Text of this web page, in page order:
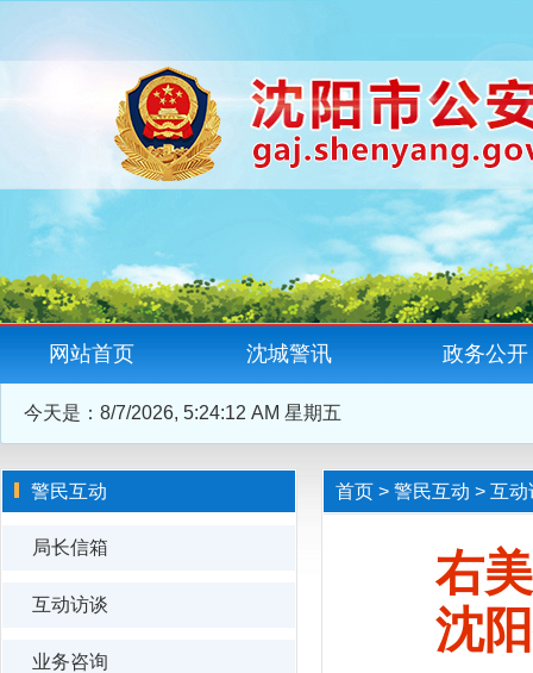
网站首页 沈城警讯 政务公开
今天是： 8/7/2026, 5:24:13 AM 星期五
警民互动
局长信箱
互动访谈
业务咨询
首页 > 警民互动 > 互动
右
沈